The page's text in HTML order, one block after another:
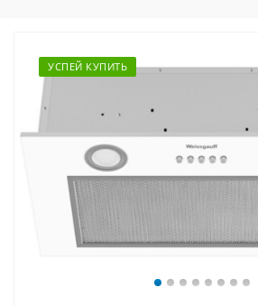
УСПЕЙ КУПИТЬ